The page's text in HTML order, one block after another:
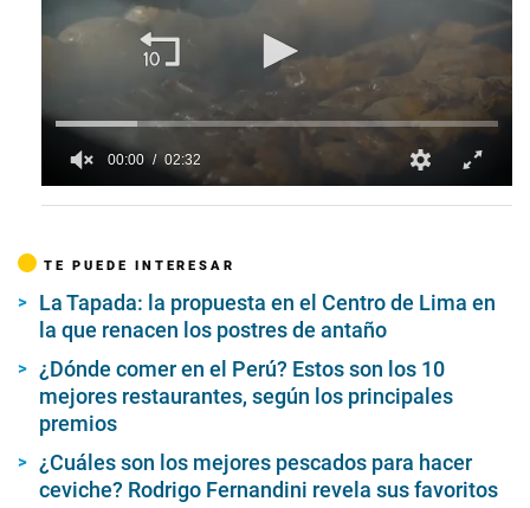
s
o
d
s
f
2
m
i
n
u
t
e
00:00 02:32
TE PUEDE INTERESAR
La Tapada: la propuesta en el Centro de Lima en
la que renacen los postres de antaño
¿Dónde comer en el Perú? Estos son los 10
mejores restaurantes, según los principales
premios
¿Cuáles son los mejores pescados para hacer
ceviche? Rodrigo Fernandini revela sus favoritos